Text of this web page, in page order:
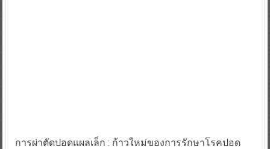
การผ่าตัดปอดแผลเล็ก : ก้าวใหม่ของการรักษาโรคปอด